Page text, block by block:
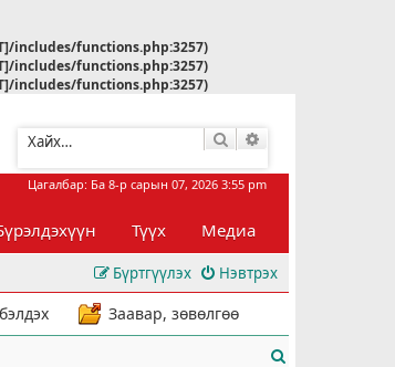
includes/functions.php:3257)
includes/functions.php:3257)
includes/functions.php:3257)
Хайлт
Цагалбар: Ба 8-р сарын 07, 2026 3:55 pm
Түүх Медиа
Нэвтрэх
Бүртгүүлэх
Заавар, зөвөлгөө